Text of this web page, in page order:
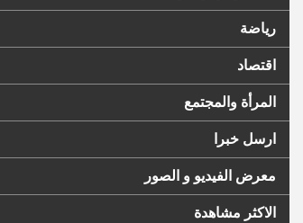
رياضة
اقتصاد
المرأة والمجتمع
ارسل خبرا
معرض الفيديو و الصور
الاكثر مشاهدة